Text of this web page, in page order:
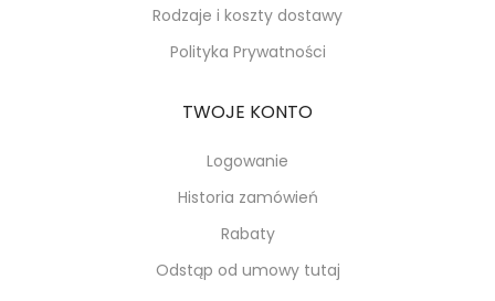
Rodzaje i koszty dostawy
Polityka Prywatności
TWOJE KONTO
Logowanie
Historia zamówień
Rabaty
Odstąp od umowy tutaj